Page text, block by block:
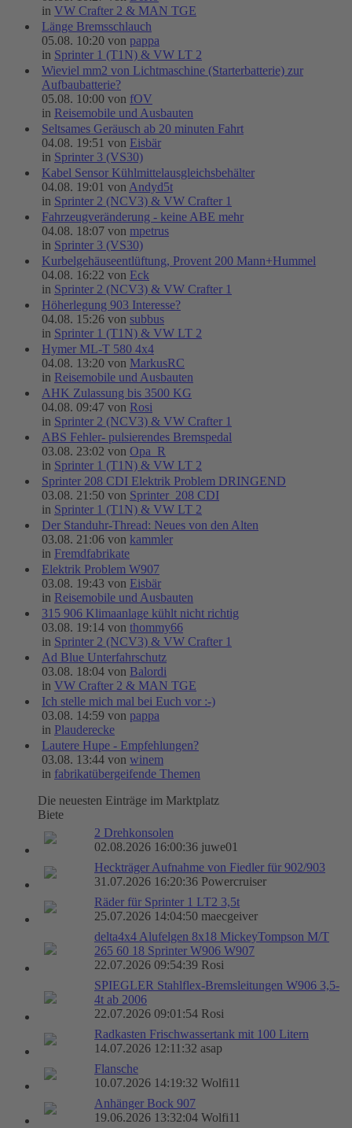
in VW Crafter 2 & MAN TGE
Länge Bremsschlauch
05.08. 10:20 von pappa
in Sprinter 1 (T1N) & VW LT 2
Wieviel mm2 von Lichtmaschine (Starterbatterie) zur
Aufbaubatterie?
05.08. 10:00 von fOV
in Reisemobile und Ausbauten
Seltsames Geräusch ab 20 minuten Fahrt
04.08. 19:51 von Eisbär
in Sprinter 3 (VS30)
Kabel Sensor Kühlmittelausgleichsbehälter
04.08. 19:01 vonAndyd5t
in Sprinter 2 (NCV3) & VW Crafter 1
Fahrzeugveränderung - keine ABE mehr
04.08. 18:07 von mpetrus
in Sprinter 3 (VS30)
Kurbelgehäuseentlüftung, Provent 200 Mann+Hummel
04.08. 16:22 von Eck
in Sprinter 2 (NCV3) & VW Crafter 1
Höherlegung 903 Interesse?
04.08. 15:26 von subbus
in Sprinter 1 (T1N) & VW LT 2
Hymer ML-T 580 4x4
04.08. 13:20 von MarkusRC
in Reisemobile und Ausbauten
AHK Zulassung bis 3500 KG
04.08. 09:47 von Rosi
in Sprinter 2 (NCV3) & VW Crafter 1
ABS Fehler- pulsierendes Bremspedal
03.08. 23:02 von Opa_R
in Sprinter 1 (T1N) & VW LT 2
Sprinter 208 CDI Elektrik Problem DRINGEND
03.08. 21:50 von Sprinter_208 CDI
in Sprinter 1 (T1N) & VW LT 2
Der Standuhr-Thread: Neues von den Alten
03.08. 21:06 von kammler
in Fremdfabrikate
Elektrik Problem W907
03.08. 19:43 von Eisbär
in Reisemobile und Ausbauten
315 906 Klimaanlage kühlt nicht richtig
03.08. 19:14 von thommy66
in Sprinter 2 (NCV3) & VW Crafter 1
Ad Blue Unterfahrschutz
03.08. 18:04 von Balordi
in VW Crafter 2 & MAN TGE
Ich stelle mich mal bei Euch vor :-)
03.08. 14:59 von pappa
in Plauderecke
Lautere Hupe - Empfehlungen?
03.08. 13:44 von winem
in fabrikatübergeifende Themen
Die neuesten Einträge im Marktplatz
Biete
2 Drehkonsolen
02.08.2026 16:00:36 juwe01
Heckträger Aufnahme von Fiedler für 902/903
31.07.2026 16:20:36 Powercruiser
Räder für Sprinter 1 LT2 3,5t
25.07.2026 14:04:50 maecgeiver
delta4x4 Alufelgen 8x18 MickeyTompson M/T
265 60 18 Sprinter W906 W907
22.07.2026 09:54:39 Rosi
SPIEGLER Stahlflex-Bremsleitungen W906 3,5-
4t ab 2006
22.07.2026 09:01:54 Rosi
Radkasten Frischwassertank mit 100 Litern
14.07.2026 12:11:32 asap
Flansche
10.07.2026 14:19:32 Wolfi11
Anhänger Bock 907
19.06.2026 13:32:04 Wolfi11